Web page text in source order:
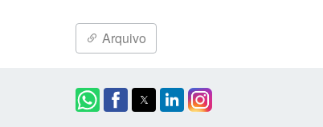
Arquivo